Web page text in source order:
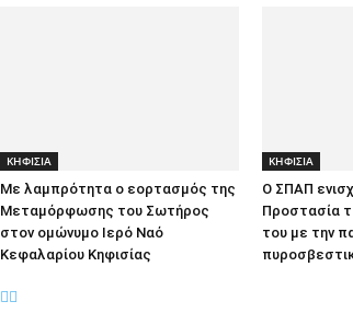
ΚΗΦΙΣΙΑ
Με λαμπρότητα ο εορτασμός της
Μεταμόρφωσης του Σωτήρος
στον ομώνυμο Ιερό Ναό
Κεφαλαρίου Κηφισίας
ΚΗΦΙΣΙΑ
Ο ΣΠΑΠ
Προστασία
του με την